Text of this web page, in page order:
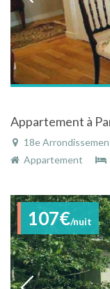
18e
Appartement
107€/nuit